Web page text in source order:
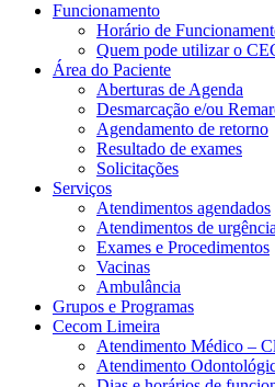
Funcionamento
Horário de
Quem pode utilizar o
Área do Paciente
Aberturas de Agenda
Desmarcação e/ou
Agendamento de retorno
Resultado de exames
Solicitações
Serviços
Atendimentos agendados
Atendimentos de urgência
Exames e Procedimentos
Vacinas
Ambulância
Grupos e Programas
Cecom Limeira
Atendimento Médico –
Atendimento